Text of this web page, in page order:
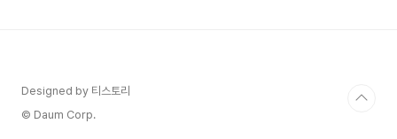
Designed by 티스토리
© Daum Corp.